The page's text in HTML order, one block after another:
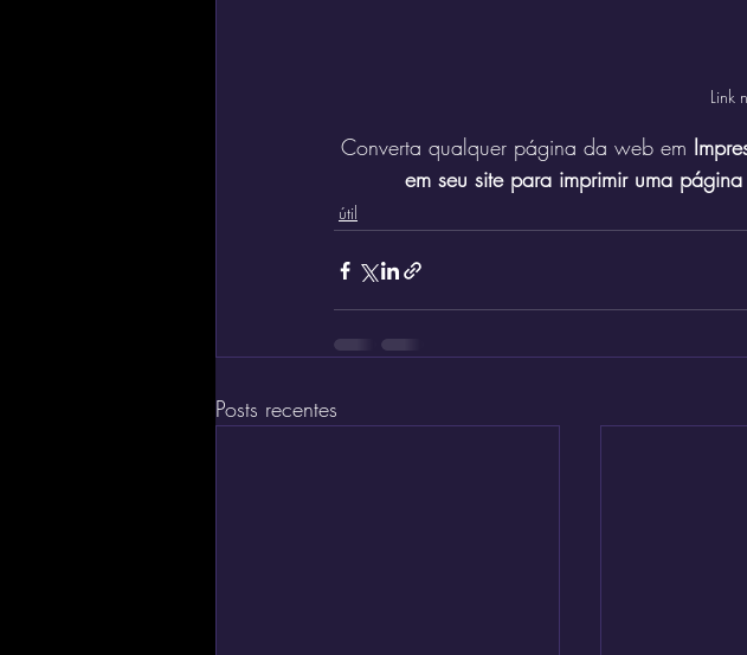
Link
Converta qualquer página da web em
em seu site para imprimir uma
útil
Posts recentes